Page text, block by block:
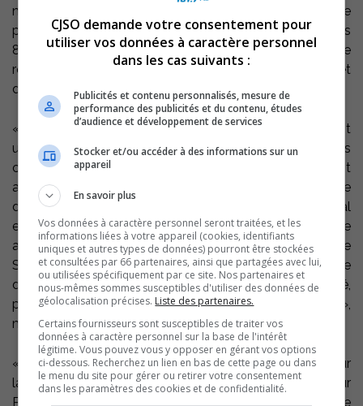
notamment exercé à Tahiti, au Japon et en Côte-d’Ivoire
pour ensuite se diriger vers le Québec, dans les années
80, où il s’est fait connaître notamment au centre de
recherche technologique de l’Institut de tourisme et
d’hôtellerie du Québec.
« Nous devons créer une culture culinaire en favorisant
une synergie entre les producteurs locaux, les
cultivateurs et les restaurateurs. Je crois véritablement
au potentiel de Contrecœur avec, d’une part, le
développement économique dont le port de Montréal
est un projet phare et d’autre part, l’attractivité touristique
avec les récents aménagements aux abords du fleuve
Saint-Laurent. Il faut profiter de cette fenêtre
d’opportunité pour attirer des commerces de proximité,
particulièrement dans le domaine de l’alimentation »,
mentionne Philippe Mollé.
« Nous sommes très fiers de cette belle acquisition pour
la communauté nourricière de Contrecœur. Monsieur
Philippe Mollé est une sommité en matière
CJSO demande votre consentement pour
utiliser vos données à caractère personnel
dans les cas suivants :
Publicités et contenu personnalisés, mesure de
performance des publicités et du contenu, études
d’audience et développement de services
Stocker et/ou accéder à des informations sur un
appareil
En savoir plus
Vos données à caractère personnel seront traitées, et les
informations liées à votre appareil (cookies, identifiants
uniques et autres types de données) pourront être stockées
et consultées par 66 partenaires, ainsi que partagées avec lui,
ou utilisées spécifiquement par ce site. Nos partenaires et
nous-mêmes sommes susceptibles d'utiliser des données de
géolocalisation précises. Liste des partenaires.
Certains fournisseurs sont susceptibles de traiter vos
données à caractère personnel sur la base de l'intérêt
légitime. Vous pouvez vous y opposer en gérant vos options
ci-dessous. Recherchez un lien en bas de cette page ou dans
le menu du site pour gérer ou retirer votre consentement
dans les paramètres des cookies et de confidentialité.